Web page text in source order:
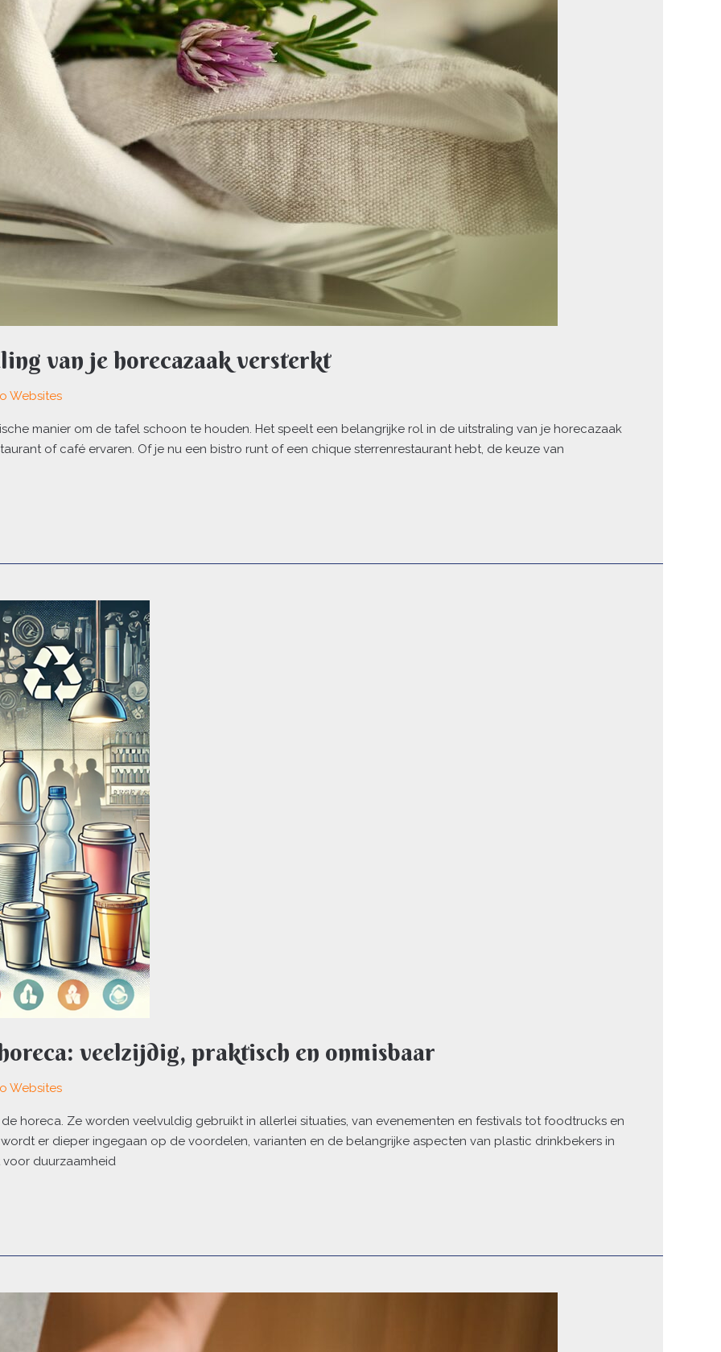
van je horecazaak versterkt
Websites
manier om de tafel schoon te houden. Het speelt een belangrijke rol in de uitstraling van je horecazaak
of café ervaren. Of je nu een bistro runt of een chique sterrenrestaurant hebt, de keuze van
veelzijdig, praktisch en onmisbaar
Websites
horeca. Ze worden veelvuldig gebruikt in allerlei situaties, van evenementen en festivals tot foodtrucks en
er dieper ingegaan op de voordelen, varianten en de belangrijke aspecten van plastic drinkbekers in
duurzaamheid